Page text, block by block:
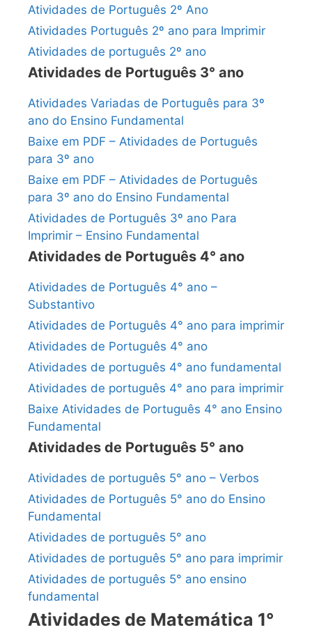
Atividades de Português 2º Ano
Atividades Português 2º ano para Imprimir
Atividades de português 2º ano
Atividades de Português 3° ano
Atividades Variadas de Português para 3º
ano do Ensino Fundamental
Baixe em PDF – Atividades de Português
para 3º ano
Baixe em PDF – Atividades de Português
para 3º ano do Ensino Fundamental
Atividades de Português 3º ano Para
Imprimir – Ensino Fundamental
Atividades de Português 4° ano
Atividades de Português 4° ano –
Substantivo
Atividades de Português 4° ano para imprimir
Atividades de Português 4° ano
Atividades de português 4° ano fundamental
Atividades de português 4° ano para imprimir
Baixe Atividades de Português 4° ano Ensino
Fundamental
Atividades de Português 5° ano
Atividades de português 5° ano – Verbos
Atividades de Português 5° ano do Ensino
Fundamental
Atividades de português 5° ano
Atividades de português 5° ano para imprimir
Atividades de português 5° ano ensino
fundamental
Atividades de Matemática 1°